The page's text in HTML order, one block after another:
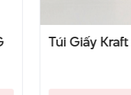
Túi Giấy